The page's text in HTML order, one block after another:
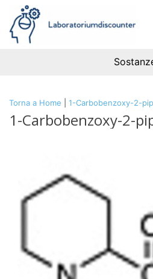
Torna a Home 1-Carbobenzoxy-2-
1-Carbobenzoxy-2-